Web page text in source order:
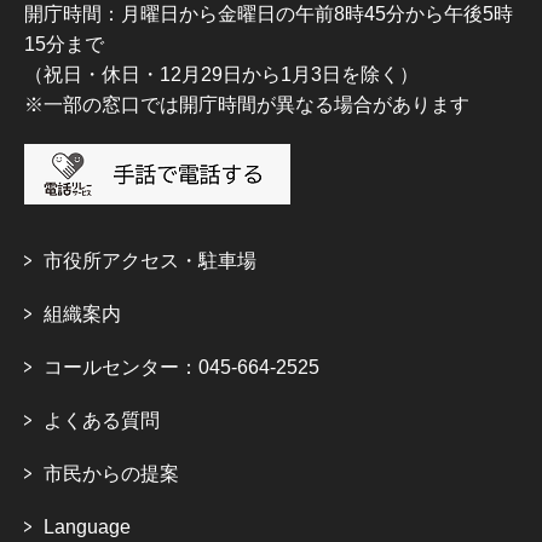
開庁時間：月曜日から金曜日の午前8時45分から午後5時
15分まで
（祝日・休日・12月29日から1月3日を除く）
※一部の窓口では開庁時間が異なる場合があります
市役所アクセス・駐車場
組織案内
コールセンター：045-664-2525
よくある質問
市民からの提案
Language